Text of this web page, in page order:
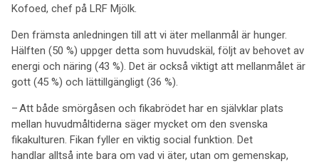
Kofoed, chef på LRF Mjölk.
Den främsta anledningen till att vi äter mellanmål är hunger.
Hälften (50 %) uppger detta som huvudskäl, följt av behovet av
energi och näring (43 %). Det är också viktigt att mellanmålet är
gott (45 %) och lättillgängligt (36 %).
– Att både smörgåsen och fikabrödet har en självklar plats
mellan huvudmåltiderna säger mycket om den svenska
fikakulturen. Fikan fyller en viktig social funktion. Det
handlar alltså inte bara om vad vi äter, utan om gemenskap,